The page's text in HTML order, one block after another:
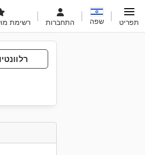
רשימת התחברות שפה תפריט